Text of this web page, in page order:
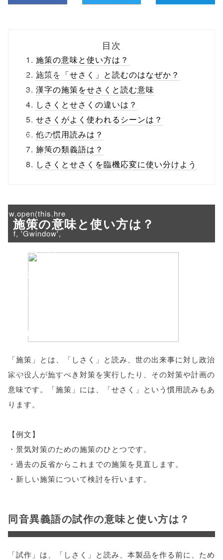
ml/wp-
content/themes
/tapbiz_theme/
parts/sns-
buttons.php on
line10
/1031832"
w.open(this.hre
f, 'Gwindow',
'width=550,
height=450,
scrollbars=yes'
false;"> シェア
目次
施策の意味と使い方は？
施策を「せさく」と読むのはなぜか？
漢字の施策をせさくと読む意味
しさくとせさくの違いは？
せさくがよく使われるシーンは？
他の慣用読みは？
施策の類義語は？
しさくとせさくを臨機応変に使い分けよう
施策の意味と使い方は？
「施策」とは、「しさく」と読み、世の出来事に対し政治
家や役人が施すべき対策を実行したり、その対策や計画の
意味です。「施策」には、「せさく」という慣用読みもあ
ります。
【例文】
・景気対策のための施策のひとつです。
・過去の反省からこれまでの施策を見直します。
・新しい施策について検討を行います。
同音異義語の試作の意味と使い方は？
「試作」は、「しさく」と読み、本製品を作る前に、ため